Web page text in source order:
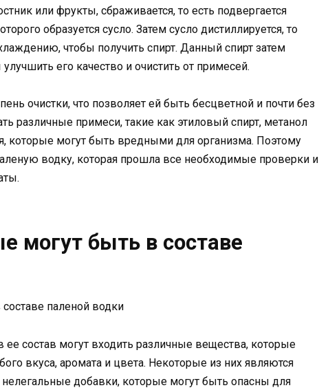
или фрукты, сбраживается, то есть подвергается
образуется сусло. Затем сусло дистиллируется, то
чтобы получить спирт. Данный спирт затем
его качество и очистить от примесей.
очистки, что позволяет ей быть бесцветной и почти без
различные примеси, такие как этиловый спирт, метанол
которые могут быть вредными для организма. Поэтому
водку, которая прошла все необходимые проверки и
могут быть в составе
состав могут входить различные вещества, которые
вкуса, аромата и цвета. Некоторые из них являются
добавки, которые могут быть опасны для